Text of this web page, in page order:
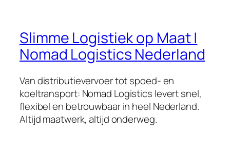
Slimme Logistiek op Maat |
Nomad Logistics Nederland
Van distributievervoer tot spoed- en
koeltransport: Nomad Logistics levert snel,
flexibel en betrouwbaar in heel Nederland.
Altijd maatwerk, altijd onderweg.